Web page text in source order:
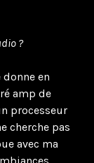
?
en
amp de
processeur
cherche pas
avec ma